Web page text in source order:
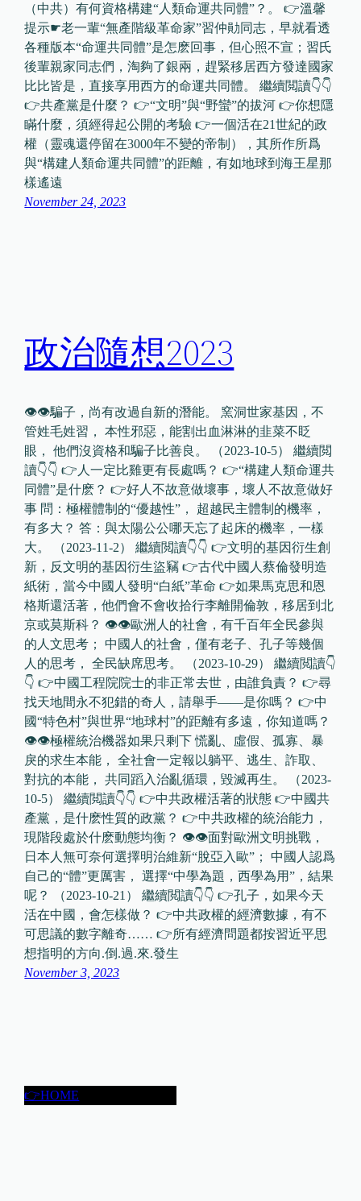
（中共）有何資格構建“人類命運共同體”？。 👉溫馨
提示☛老一輩“無產階級革命家”習仲勛同志，早就看透
各種版本“命運共同體”是怎麽回事，但心照不宣；習氏
後輩親家同志們，淘夠了銀兩，趕緊移居西方發達國家
比比皆是，直接享用西方的命運共同體。 繼續閲讀👇👇
👉共產黨是什麼？ 👉“文明”與“野蠻”的拔河 👉你想隱
瞞什麼，須經得起公開的考驗 👉一個活在21世紀的政
權（靈魂還停留在3000年不變的帝制），其所作所爲
與“構建人類命運共同體”的距離，有如地球到海王星那
樣遙遠
November 24, 2023
政治隨想2023
👁👁騙子，尚有改過自新的潛能。 窯洞世家基因，不
管姓毛姓習， 本性邪惡，能割出血淋淋的韭菜不眨
眼， 他們沒資格和騙子比善良。 （2023-10-5） 繼續閲
讀👇👇 👉人一定比雞更有長處嗎？ 👉“構建人類命運共
同體”是什麽？ 👉好人不故意做壞事，壞人不故意做好
事 問：極權體制的“優越性”， 超越民主體制的機率，
有多大？ 答：與太陽公公哪天忘了起床的機率，一樣
大。 （2023-11-2） 繼續閲讀👇👇 👉文明的基因衍生創
新，反文明的基因衍生盜竊 👉古代中國人蔡倫發明造
紙術，當今中國人發明“白紙”革命 👉如果馬克思和恩
格斯還活著，他們會不會收拾行李離開倫敦，移居到北
京或莫斯科？ 👁👁歐洲人的社會，有千百年全民參與
的人文思考； 中國人的社會，僅有老子、孔子等幾個
人的思考， 全民缺席思考。 （2023-10-29） 繼續閲讀👇
👇 👉中國工程院院士的非正常去世，由誰負責？ 👉尋
找天地間永不犯錯的奇人，請舉手——是你嗎？ 👉中
國“特色村”與世界“地球村”的距離有多遠，你知道嗎？
👁👁極權統治機器如果只剩下 慌亂、虛假、孤寡、暴
戾的求生本能， 全社會一定報以躺平、逃生、詐取、
對抗的本能， 共同蹈入治亂循環，毀滅再生。 （2023-
10-5） 繼續閲讀👇👇 👉中共政權活著的狀態 👉中國共
產黨，是什麽性質的政黨？ 👉中共政權的統治能力，
現階段處於什麽動態均衡？ 👁👁面對歐洲文明挑戰，
日本人無可奈何選擇明治維新“脫亞入歐”； 中國人認爲
自己的“體”更厲害， 選擇“中學為題，西學為用”，結果
呢？ （2023-10-21） 繼續閲讀👇👇 👉孔子，如果今天
活在中國，會怎樣做？ 👉中共政權的經濟數據，有不
可思議的數字離奇…… 👉所有經濟問題都按習近平思
想指明的方向.倒.過.來.發生
November 3, 2023
👉HOME